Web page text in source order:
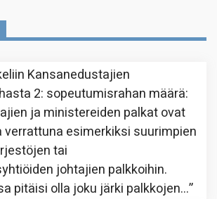
Kansanedustajien
2: sopeutumisrahan määrä:
ja ministereiden palkat ovat
esimerkiksi suurimpien
tai
johtajien palkkoihin.
pitäisi olla joku järki palkkojen…”